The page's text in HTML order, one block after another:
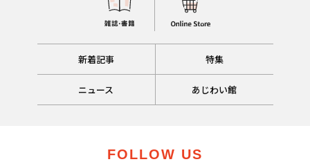
新着記事 特集
ニュース あじわい館
FOLLOW US